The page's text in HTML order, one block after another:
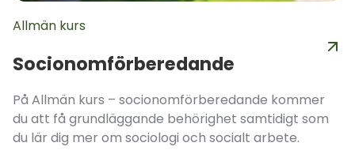
Allmän kurs
Socionomförberedande
På Allmän kurs – socionomförberedande kommer
du att få grundläggande behörighet samtidigt som
du lär dig mer om sociologi och socialt arbete.